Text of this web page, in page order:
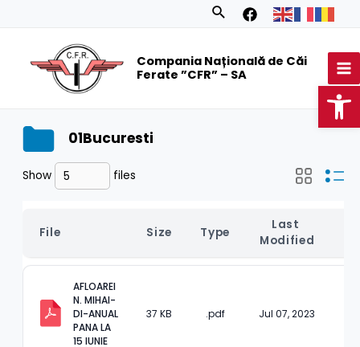
Search
Compania Națională de Căi
Ferate ”CFR” – SA
01Bucuresti
Show files
File Size Type
Last
Modified
AFLOAREI
N. MIHAI-
DI-ANUAL
PANA LA
15 IUNIE
37 KB .pdf Jul 07, 2023